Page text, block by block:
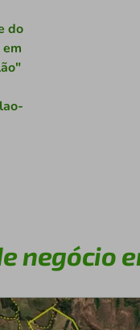
do
negócio